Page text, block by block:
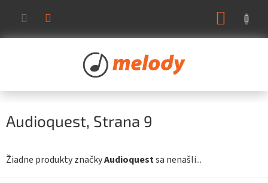
obsah
Audioquest, Strana 9
Žiadne produkty značkyAudioquestsa nenašli...